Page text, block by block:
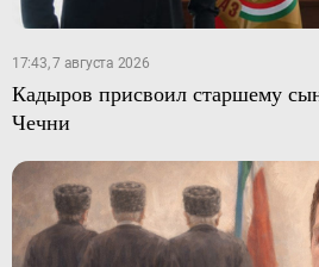
17:43, 7 августа 2026
Кадыров присвоил старшему
Чечни